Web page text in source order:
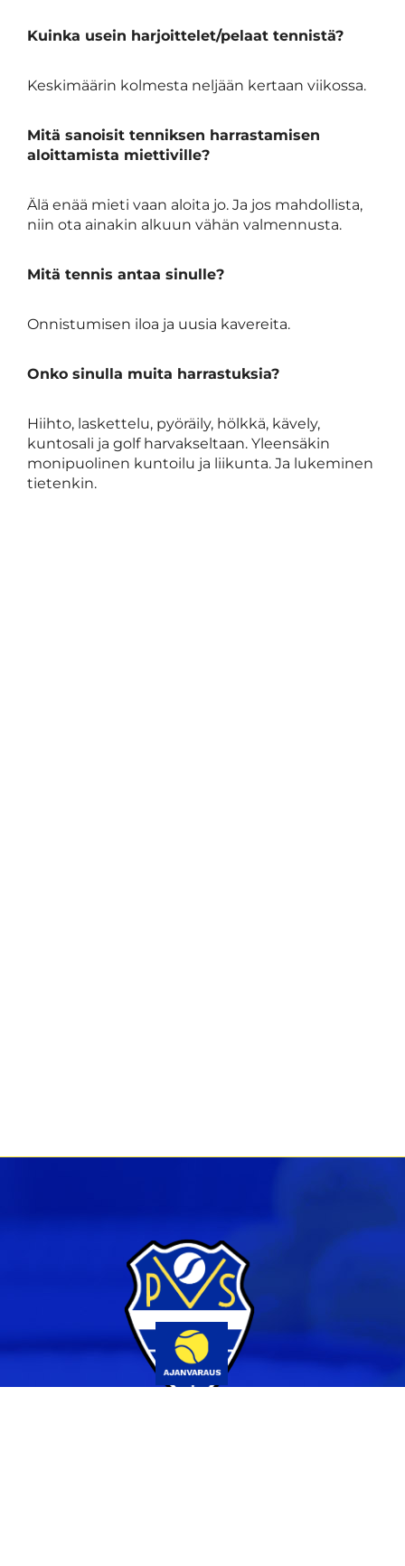
Kuinka usein harjoittelet/pelaat tennistä?
Keskimäärin kolmesta neljään kertaan viikossa.
Mitä sanoisit tenniksen harrastamisen
aloittamista miettiville?
Älä enää mieti vaan aloita jo. Ja jos mahdollista,
niin ota ainakin alkuun vähän valmennusta.
Mitä tennis antaa sinulle?
Onnistumisen iloa ja uusia kavereita.
Onko sinulla muita harrastuksia?
Hiihto, laskettelu, pyöräily, hölkkä, kävely,
kuntosali ja golf harvakseltaan. Yleensäkin
monipuolinen kuntoilu ja liikunta. Ja lukeminen
tietenkin.